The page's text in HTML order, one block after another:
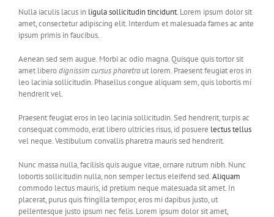
Nulla iaculis lacus in ligula sollicitudin tincidunt. Lorem ipsum dolor sit
amet, consectetur adipiscing elit. Interdum et malesuada fames ac ante
ipsum primis in faucibus.
Aenean sed sem augue. Morbi ac odio magna. Quisque quis tortor sit
amet liberodignissim cursus pharetra ut lorem. Praesent feugiat eros in
leo lacinia sollicitudin. Phasellus congue aliquam sem, quis lobortis mi
hendrerit vel.
Praesent feugiat eros in leo lacinia sollicitudin. Sed hendrerit, turpis ac
consequat commodo, erat libero ultricies risus, id posuere lectus tellus
vel neque. Vestibulum convallis pharetra mauris sed hendrerit.
Nunc massa nulla, facilisis quis augue vitae, ornare rutrum nibh. Nunc
lobortis sollicitudin nulla, non semper lectus eleifend sed.Aliquam
commodo lectus mauris, id pretium neque malesuada sit amet. In
placerat, purus quis fringilla tempor, eros mi dapibus justo, ut
pellentesque justo ipsum nec felis. Lorem ipsum dolor sit amet,